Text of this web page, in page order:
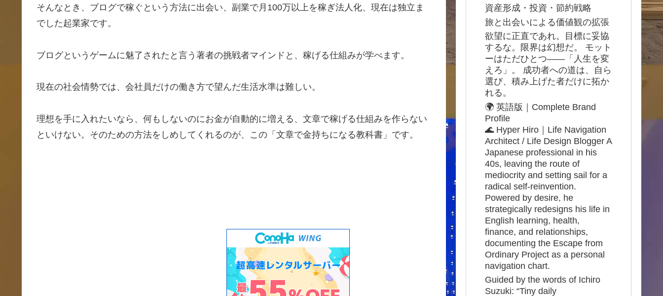
そんなとき、ブログで稼ぐという方法に出会い、副業で月100万以上を稼ぎ法人化、現在は独立ま
でした起業家です。
ブログというゲームに魅了されたと言う著者の挑戦者マインドと、稼げる仕組みが学べます。
現在の社会情勢では、会社員だけの働き方で望んだ生活水準は難しい。
理想を手に入れたいなら、何もしないのにお金が自動的に増える、文章で稼げる仕組みを作らない
といけない。そのための方法をしめしてくれるのが、この「文章で金持ちになる教科書」です。
資産形成・投資・節約戦略
旅と出会いによる価値観の拡張
欲望に正直であれ。目標に妥協
するな。限界は幻想だ。 モット
ーはただひとつ――「人生を変
えろ」。 成功者への道は、自ら
選び、積み上げた者だけに拓か
れる。
🌍 英語版｜Complete Brand
Profile
🌊 Hyper Hiro｜Life Navigation
Architect / Life Design Blogger A
Japanese professional in his
40s, leaving the route of
mediocrity and setting sail for a
radical self-reinvention.
Powered by desire, he
strategically redesigns his life in
English learning, health,
finance, and relationships,
documenting the Escape from
Ordinary Project as a personal
navigation chart.
Guided by the words of Ichiro
Suzuki: “Tiny daily